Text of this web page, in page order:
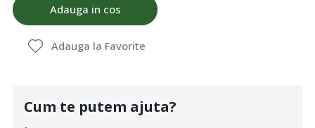
Adauga in cos
Adauga la Favorite
Cum te putem ajuta?